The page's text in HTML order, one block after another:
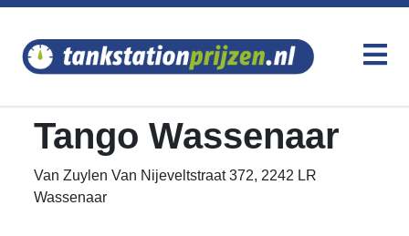
Tango Wassenaar
Van Zuylen Van Nijeveltstraat 372, 2242 LR
Wassenaar